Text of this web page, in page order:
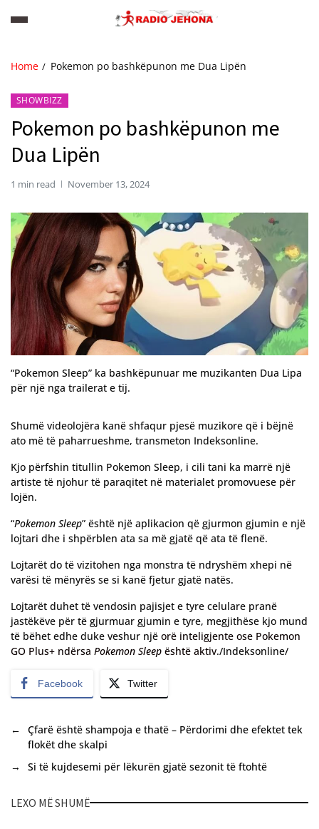
Home Pokemon po bashkëpunon me Dua Lipën
SHOWBIZZ
Pokemon po bashkëpunon me
Dua Lipën
1 min read November 13, 2024
“Pokemon Sleep” ka bashkëpunuar me muzikanten Dua Lipa
për një nga trailerat e tij.
Shumë videolojëra kanë shfaqur pjesë muzikore që i bëjnë
ato më të paharrueshme, transmeton Indeksonline.
Kjo përfshin titullin Pokemon Sleep, i cili tani ka marrë një
artiste të njohur të paraqitet në materialet promovuese për
lojën.
“Pokemon Sleep” është një aplikacion që gjurmon gjumin e një
lojtari dhe i shpërblen ata sa më gjatë që ata të flenë.
Lojtarët do të vizitohen nga monstra të ndryshëm xhepi në
varësi të mënyrës se si kanë fjetur gjatë natës.
Lojtarët duhet të vendosin pajisjet e tyre celulare pranë
jastëkëve për të gjurmuar gjumin e tyre, megjithëse kjo mund
të bëhet edhe duke veshur një orë inteligjente ose Pokemon
GO Plus+ ndërsa Pokemon Sleep është aktiv./Indeksonline/
Facebook Twitter
←
Çfarë është shampoja e thatë – Përdorimi dhe efektet tek
flokët dhe skalpi
→
Si të kujdesemi për lëkurën gjatë sezonit të ftohtë
LEXO MË SHUMË